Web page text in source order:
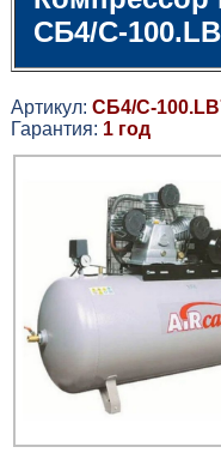
СБ4/С-
Артикул: СБ4/С-
Гарантия: 1 год